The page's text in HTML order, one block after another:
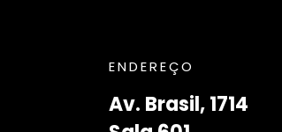
ENDEREÇO
Av. Brasil, 1714